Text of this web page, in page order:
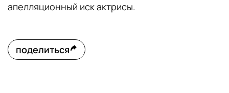
апелляционный иск актрисы.
поделиться